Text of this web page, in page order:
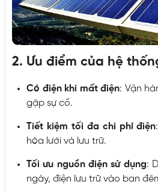
2. Ưu điểm của hệ
Có điện khi mất điện: Vận
gặp sự cố.
Tiết kiệm tối đa chi phí điện
hòa lưới và lưu trữ.
Tối ưu nguồn điện sử dụng:
ngày, điện lưu trữ vào ban